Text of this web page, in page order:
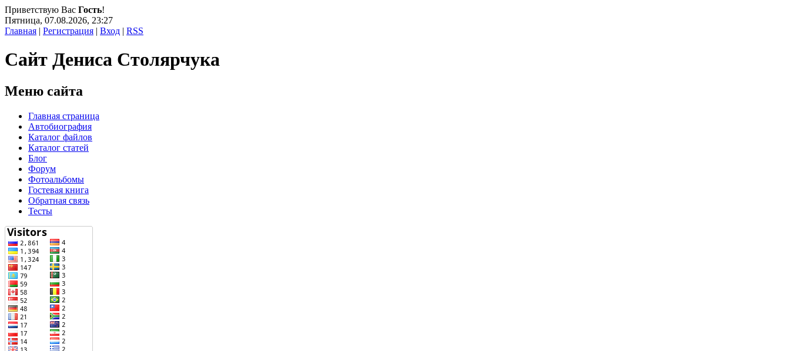
Приветствую Вас Гость!
Пятница, 07.08.2026, 23:27
Главная | Регистрация | Вход | RSS
Сайт Дениса Столярчука
Меню сайта
Главная страница
Автобиография
Каталог файлов
Каталог статей
Блог
Форум
Фотоальбомы
Гостевая книга
Обратная связь
Тесты